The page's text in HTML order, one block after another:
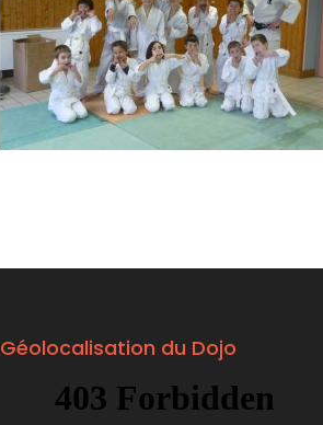
Géolocalisation du Dojo